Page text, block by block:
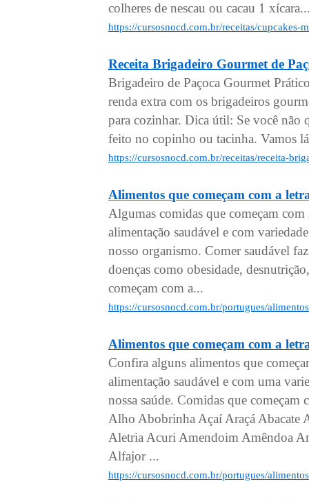
colheres de nescau ou cacau 1
https://cursosnocd.com.br/receitas/cupcakes-
Receita Brigadeiro Gourmet de
Brigadeiro de Paçoca Gourmet
renda extra com os brigadeiros
para cozinhar. Dica útil: Se você não
feito no copinho ou tacinha. Vamos
https://cursosnocd.com.br/receitas/receita-
Alimentos que começam com a
Algumas comidas que começam
alimentação saudável e com
nosso organismo. Comer saudável
doenças como obesidade,
começam com a...
https://cursosnocd.com.br/portugues/
Alimentos que começam com a
Confira alguns alimentos que
alimentação saudável e com uma
nossa saúde. Comidas que
Alho Abobrinha Açaí Araçá
Aletria Acuri Amendoim Amêndoa
Alfajor ...
https://cursosnocd.com.br/portugues/